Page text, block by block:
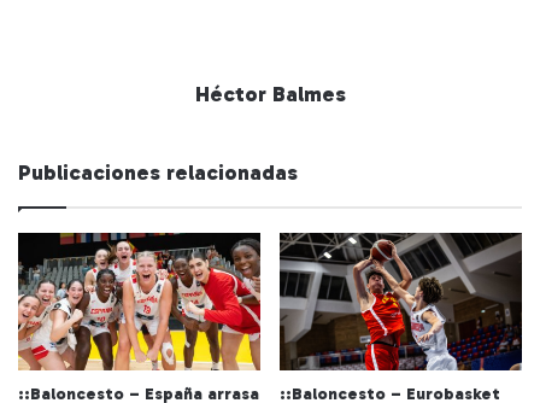
Héctor Balmes
Publicaciones relacionadas
::Baloncesto – España arrasa
::Baloncesto – Eurobasket